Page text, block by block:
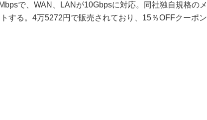
で、WAN、LANが10Gbpsに対応。同社独自規格のメ
する。4万5272円で販売されており、15％OFFクーポン